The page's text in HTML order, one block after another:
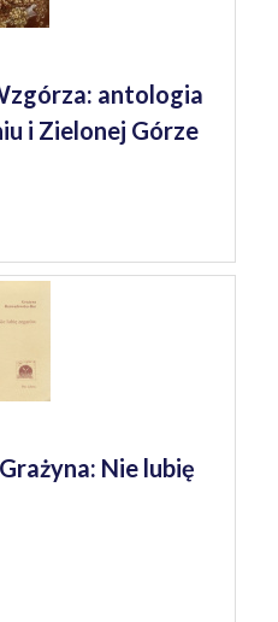
antologia
i Zielonej Górze
Nie lubię